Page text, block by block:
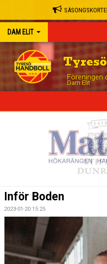
DAM ELIT
Föreningen
Dam Elit
TABELL
KALENDER
KONTAKT
Inför Boden
2023-01-20 15:25